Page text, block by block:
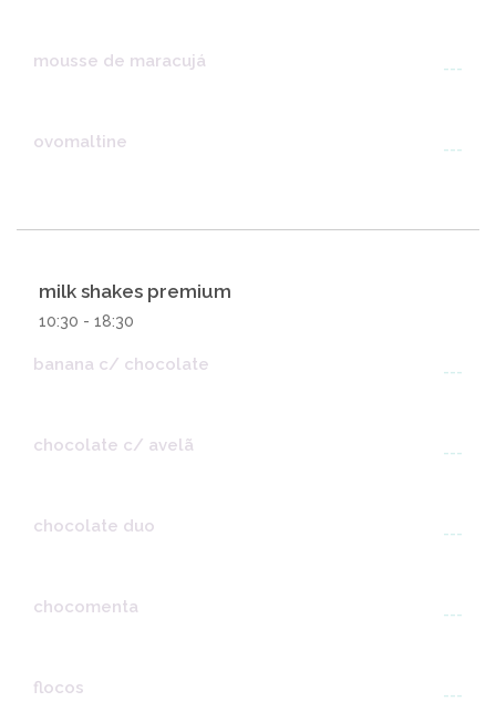
mousse de maracujá ---
ovomaltine ---
milk shakes premium
10:30 - 18:30
banana c/ chocolate ---
chocolate c/ avelã ---
chocolate duo ---
chocomenta ---
flocos ---